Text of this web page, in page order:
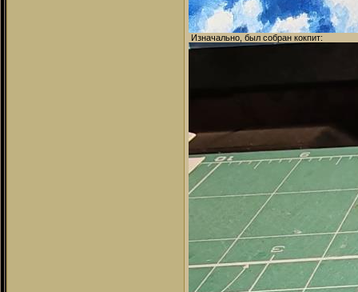
Изначально, был собран кокпит: